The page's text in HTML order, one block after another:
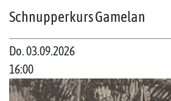
Schnupperkurs Gamelan
Do. 03.09.2026
16:00